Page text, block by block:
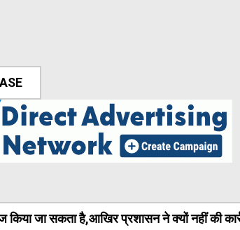
जा सकता है,आखिर प्रशासन ने क्यों नहीं की